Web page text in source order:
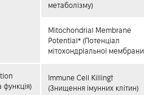
метаболізму)
Mitochondrial Membrane
Potential* (Потенціал
мітохондріальної
функція)
Immune Cell Killing†
(Знищення імунних клітин)